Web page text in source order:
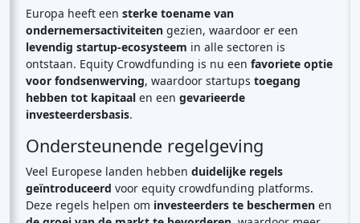
Europa heeft een sterke toename van
ondernemersactiviteiten gezien, waardoor er een
levendig startup-ecosysteem in alle sectoren is
ontstaan. Equity Crowdfunding is nu een favoriete optie
voor fondsenwerving, waardoor startups toegang
hebben tot kapitaal en een gevarieerde
investeerdersbasis.
Ondersteunende regelgeving
Veel Europese landen hebben duidelijke regels
geïntroduceerd voor equity crowdfunding platforms.
Deze regels helpen om investeerders te beschermen en